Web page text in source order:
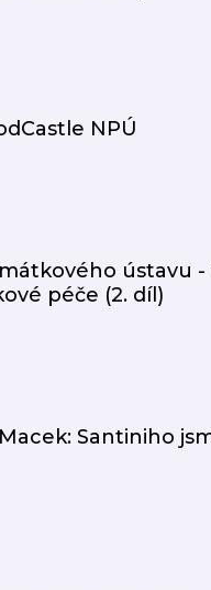
NPÚ
ústavu -
péče (2. díl)
Santiniho